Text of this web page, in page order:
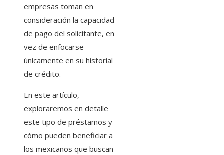
empresas toman en
consideración la capacidad
de pago del solicitante, en
vez de enfocarse
únicamente en su historial
de crédito.
En este artículo,
exploraremos en detalle
este tipo de préstamos y
cómo pueden beneficiar a
los mexicanos que buscan